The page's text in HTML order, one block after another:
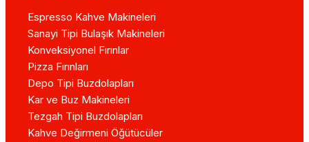
Espresso Kahve Makineleri
Sanayi Tipi Bulaşık Makineleri
Konveksiyonel Fırınlar
Pizza Fırınları
Depo Tipi Buzdolapları
Kar ve Buz Makineleri
Tezgah Tipi Buzdolapları
Kahve Değirmeni Öğütücüler